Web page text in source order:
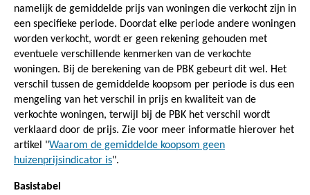
namelijk de gemiddelde prijs van woningen die verkocht zijn in
een specifieke periode. Doordat elke periode andere woningen
worden verkocht, wordt er geen rekening gehouden met
eventuele verschillende kenmerken van de verkochte
woningen. Bij de berekening van de PBK gebeurt dit wel. Het
verschil tussen de gemiddelde koopsom per periode is dus een
mengeling van het verschil in prijs en kwaliteit van de
verkochte woningen, terwijl bij de PBK het verschil wordt
verklaard door de prijs. Zie voor meer informatie hierover het
artikel "Waarom de gemiddelde koopsom geen
huizenprijsindicator is".
Basistabel